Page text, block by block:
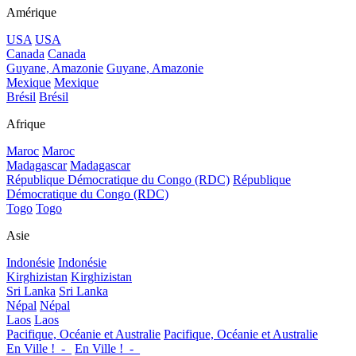
Amérique
USA USA
Canada Canada
Guyane, Amazonie Guyane, Amazonie
Mexique Mexique
Brésil Brésil
Afrique
Maroc Maroc
Madagascar Madagascar
République Démocratique du Congo (RDC) République
Démocratique du Congo (RDC)
Togo Togo
Asie
Indonésie Indonésie
Kirghizistan Kirghizistan
Sri Lanka Sri Lanka
Népal Népal
Laos Laos
Pacifique, Océanie et Australie Pacifique, Océanie et Australie
En Ville !_-_
En Ville !_-_